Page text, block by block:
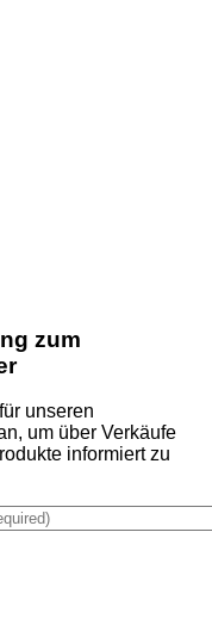
zum
unseren
um über Verkäufe
informiert zu